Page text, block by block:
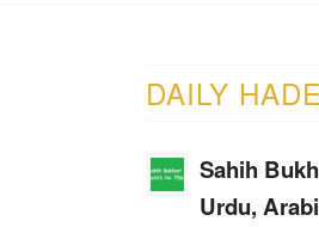
DAILY
Sahih
Urdu,